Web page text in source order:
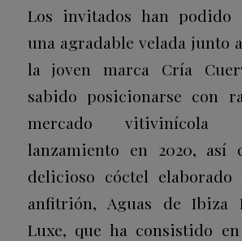
Los invitados han podido
una agradable velada junto
la joven marca Cría
sabido posicionarse con
mercado vitivinícola
lanzamiento en 2020, así
delicioso cóctel
anfitrión, Aguas de Ibiza
Luxe, que ha consistido